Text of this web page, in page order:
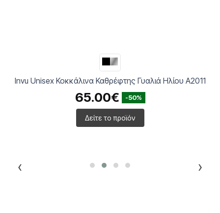
Invu Unisex Κοκκάλινα Καθρέφτης Γυαλιά Ηλίου A2011
65.00€ -50%
Δείτε το προϊόν
‹ ›